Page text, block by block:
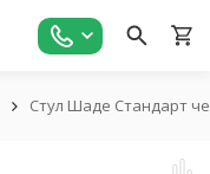
Стул Шаде Стандарт